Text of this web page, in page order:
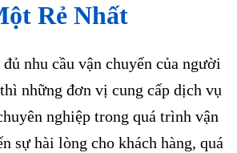
Rẻ Nhất
nhu cầu vận chuyển của người
những đơn vị cung cấp dịch vụ
nghiệp trong quá trình vận
sự hài lòng cho khách hàng, quá